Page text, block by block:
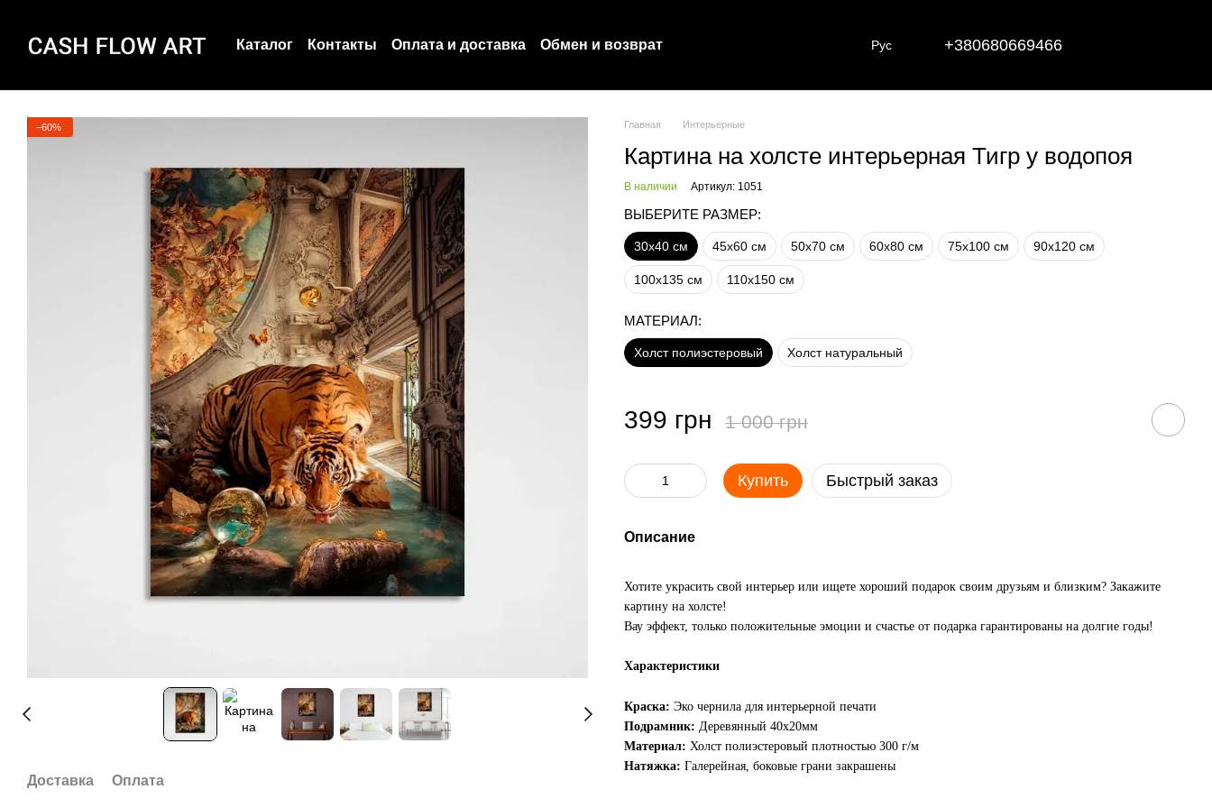
Каталог Контакты Оплата и доставка
Обмен и возврат
Рус +380680669466
−60%
Доставка Оплата
Главная Интерьерные
Картина на холсте интерьерная Тигр у водопоя
В наличии Артикул: 1051
ВЫБЕРИТЕ РАЗМЕР:
30х40 см 45х60 см 50х70 см 60х80 см 75х100 см 90х120 см
100х135 см 110х150 см
МАТЕРИАЛ:
Холст полиэстеровый Холст натуральный
399 грн 1 000 грн
Купить Быстрый заказ
Описание
Хотите украсить свой интерьер или ищете хороший подарок своим друзьям и близким? Закажите
картину на холсте!
Вау эффект, только положительные эмоции и счастье от подарка гарантированы на долгие годы!
Характеристики
Краска: Эко чернила для интерьерной печати
Подрамник: Деревянный 40х20мм
Материал: Холст полиэстеровый плотностью 300 г/м
Натяжка: Галерейная, боковые грани закрашены